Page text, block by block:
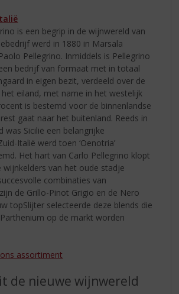
is een begrip in de wijnwereld van
werd in 1880 in Marsala
Pellegrino. Inmiddels is Pellegrino
bedrijf van formaat met in totaal
in eigen bezit, verdeeld over de
eiland, met name in het westelijk
is bestemd voor de binnenlandse
gaat naar het buitenland. Reeds in
was Sicilië een belangrijke
Italië werd toen ‘Oenotria’
Het hart van Carlo Pellegrino klopt
wijnkelders van het oude stadje
combinaties van
de Grillo-Pinot Grigio en de Nero
topSlijter selecteerde deze blends die
op de markt worden
assortiment
de nieuwe wijnwereld